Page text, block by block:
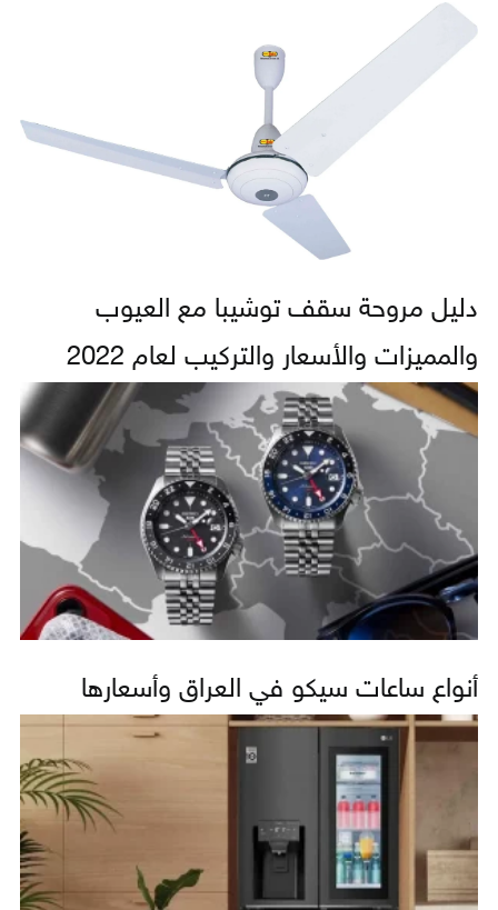
دليل مروحة سقف توشيبا مع العيوب
والمميزات والأسعار والتركيب لعام 2022
أنواع ساعات سيكو في العراق وأسعارها